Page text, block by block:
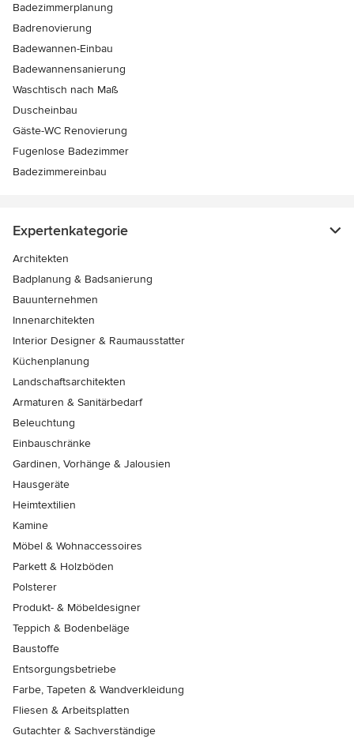
Badezimmerplanung
Badrenovierung
Badewannen-Einbau
Badewannensanierung
Waschtisch nach Maß
Duscheinbau
Gäste-WC Renovierung
Fugenlose Badezimmer
Badezimmereinbau
Expertenkategorie
Architekten
Badplanung & Badsanierung
Bauunternehmen
Innenarchitekten
Interior Designer & Raumausstatter
Küchenplanung
Landschaftsarchitekten
Armaturen & Sanitärbedarf
Beleuchtung
Einbauschränke
Gardinen, Vorhänge & Jalousien
Hausgeräte
Heimtextilien
Kamine
Möbel & Wohnaccessoires
Parkett & Holzböden
Polsterer
Produkt- & Möbeldesigner
Teppich & Bodenbeläge
Baustoffe
Entsorgungsbetriebe
Farbe, Tapeten & Wandverkleidung
Fliesen & Arbeitsplatten
Gutachter & Sachverständige